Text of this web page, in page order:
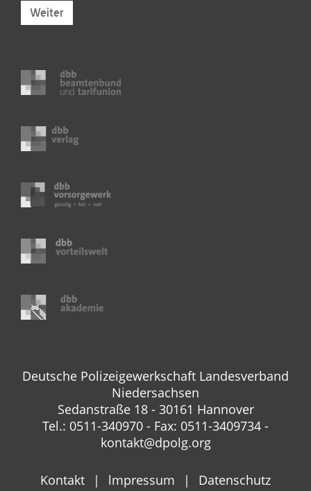
Weiter
Deutsche Polizeigewerkschaft Landesverband
Niedersachsen
Sedanstraße 18 - 30161 Hannover
Tel.: 0511-340970 - Fax: 0511-3409734 -
kontakt@dpolg.org
Kontakt lmpressum Datenschutz